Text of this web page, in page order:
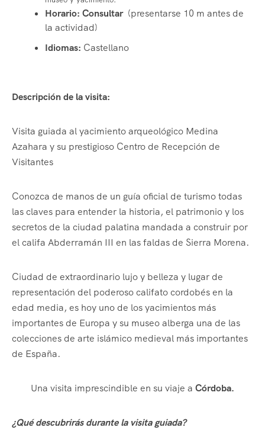
Horario: Consultar(presentarse 10 m antes de
la actividad)
Idiomas: Castellano
Descripción de la visita:
Visita guiada al yacimiento arqueológico Medina
Azahara y su prestigioso Centro de Recepción de
Visitantes
Conozca de manos de un guía oficial de turismo todas
las claves para entender la historia, el patrimonio y los
secretos de la ciudad palatina mandada a construir por
el califa Abderramán III en las faldas de Sierra Morena.
Ciudad de extraordinario lujo y belleza y lugar de
representación del poderoso califato cordobés en la
edad media, es hoy uno de los yacimientos más
importantes de Europa y su museo alberga una de las
colecciones de arte islámico medieval más importantes
de España.
Una visita imprescindible en su viaje a Córdoba.
¿Qué descubrirás durante la visita guiada?